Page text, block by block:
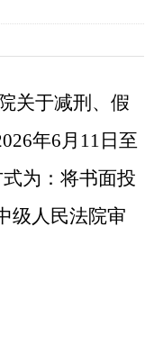
关于减刑、假
年6月11日至
为：将书面投
级人民法院审